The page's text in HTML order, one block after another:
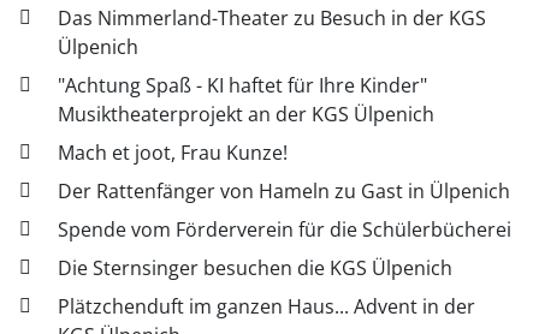
Das Nimmerland-Theater zu Besuch in der KGS
Ülpenich
"Achtung Spaß - KI haftet für Ihre Kinder"
Musiktheaterprojekt an der KGS Ülpenich
Mach et joot, Frau Kunze!
Der Rattenfänger von Hameln zu Gast in Ülpenich
Spende vom Förderverein für die Schülerbücherei
Die Sternsinger besuchen die KGS Ülpenich
Plätzchenduft im ganzen Haus... Advent in der